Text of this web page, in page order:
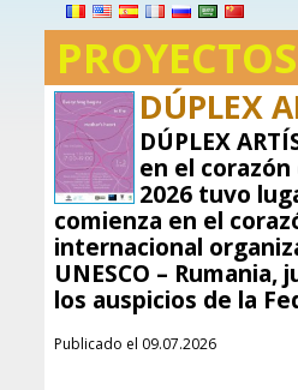
PROYECTOS
DÚPLEX
DÚPLEX
en el corazón
2026 tuvo
comienza en el
internacional
UNESCO –
los auspicios de la
Publicado el 09.07.2026